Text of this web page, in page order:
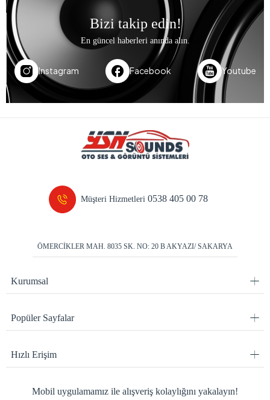
Bizi takip edin!
En güncel haberleri anında alın.
Instagram Facebook Youtube
Müşteri Hizmetleri0538 405 00 78
ÖMERCİKLER MAH. 8035 SK. NO: 20 B AKYAZI/ SAKARYA
Kurumsal
Popüler Sayfalar
Hızlı Erişim
Mobil uygulamamız ile alışveriş kolaylığını yakalayın!